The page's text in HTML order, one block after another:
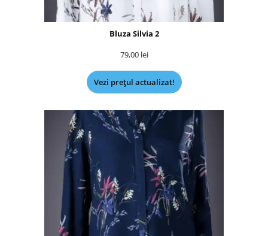
Bluza Silvia 2
79,00 lei
Vezi prețul actualizat!